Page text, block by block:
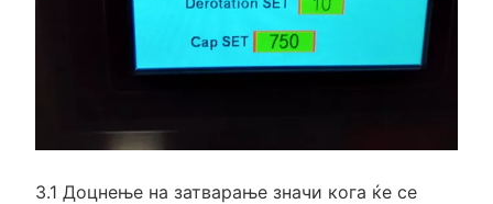
3.1 Доцнење на затварање значи кога ќе се